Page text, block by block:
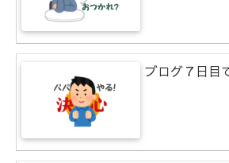
ブログ７日目